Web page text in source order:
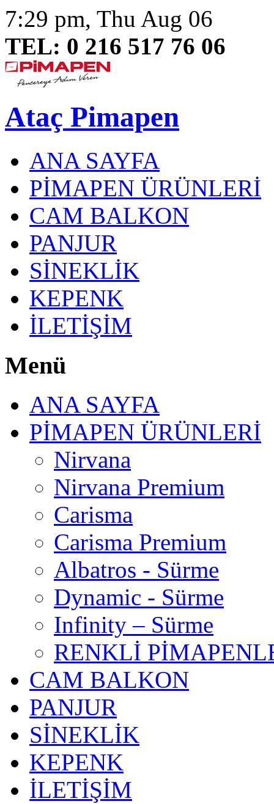
7:29 pm, Thu Aug 06
TEL: 0 216 517 76 06
Ataç Pimapen
ANA SAYFA
PİMAPEN ÜRÜNLERİ
CAM BALKON
PANJUR
SİNEKLİK
KEPENK
İLETİŞİM
Menü
ANA SAYFA
PİMAPEN ÜRÜNLERİ
Nirvana
Nirvana Premium
Carisma
Carisma Premium
Albatros - Sürme
Dynamic - Sürme
Infinity – Sürme
RENKLİ
CAM BALKON
PANJUR
SİNEKLİK
KEPENK
İLETİŞİM